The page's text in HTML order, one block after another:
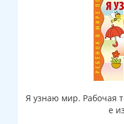
Я узнаю мир. Рабочая
е